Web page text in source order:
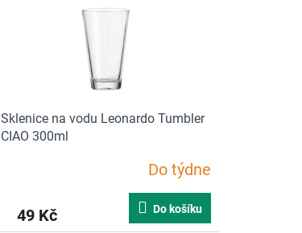
Sklenice na vodu Leonardo Tumbler
CIAO 300ml
Do týdne
49 Kč Do košíku